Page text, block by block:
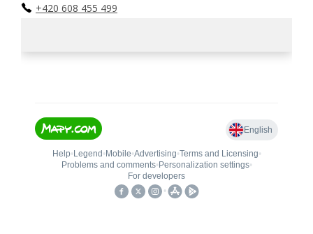
+420 608 455 499